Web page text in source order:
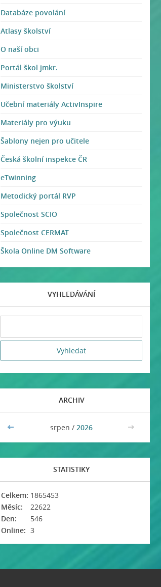
Databáze povolání
Atlasy školství
O naší obci
Portál škol jmkr.
Ministerstvo školství
Učební materiály ActivInspire
Materiály pro výuku
Šablony nejen pro učitele
Česká školní inspekce ČR
eTwinning
Metodický portál RVP
Společnost SCIO
Společnost CERMAT
Škola Online DM Software
VYHLEDÁVÁNÍ
ARCHIV
<< srpen / 2026 >>
STATISTIKY
Online: 3
Celkem: 1865453
Měsíc:
22622
Den:
546